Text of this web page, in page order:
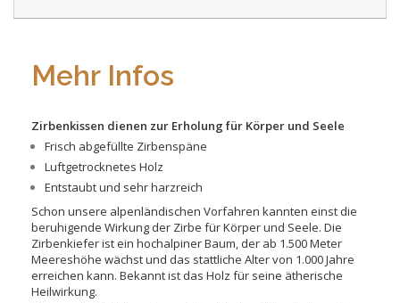
Mehr Infos
Zirbenkissen dienen zur Erholung für Körper und Seele
Frisch abgefüllte Zirbenspäne
Luftgetrocknetes Holz
Entstaubt und sehr harzreich
Schon unsere alpenländischen Vorfahren kannten einst die
beruhigende Wirkung der Zirbe für Körper und Seele. Die
Zirbenkiefer ist ein hochalpiner Baum, der ab 1.500 Meter
Meereshöhe wächst und das stattliche Alter von 1.000 Jahre
erreichen kann. Bekannt ist das Holz für seine ätherische
Heilwirkung.